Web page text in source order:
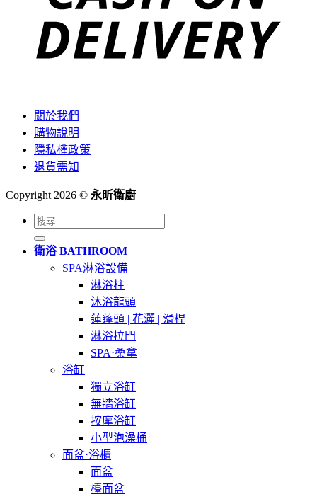
關於我們
購物說明
隱私權政策
退貨需知
Copyright 2026 © 永昕衛廚
搜
尋
關
衛浴 BATHROOM
SPA淋浴設備
淋浴柱
沐浴龍頭
蓮蓬頭 | 花灑 | 滑桿
淋浴拉門
SPA⋅桑拿
浴缸
獨立浴缸
無牆浴缸
按摩浴缸
小型泡澡桶
面盆⋅浴櫃
面盆
檯面盆